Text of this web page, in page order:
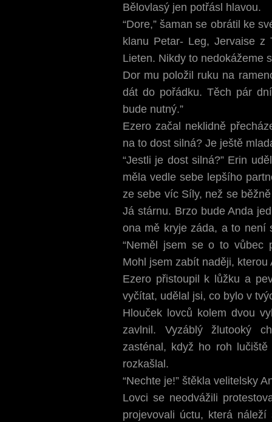
Bělovlasý jen potřásl hlavou.
“Dore,” šaman se obrátil ke
klanu Petar- Leg, Jervaise
Lieten. Nikdy to nedokážeme
Dor mu položil ruku na
dát do pořádku. Těch pár
bude nutný.”
Ezero začal neklidně
na to dost silná? Je ještě
“Jestli je dost silná?” Erin
měla vedle sebe lepšího
ze sebe víc Síly, než se
Já stárnu. Brzo bude Anda
ona mě kryje záda, a to není
“Neměl jsem se o to vůbec
Mohl jsem zabít naději,
Ezero přistoupil k lůžku a
vyčítat, udělal jsi, co bylo v
Hlouček lovců kolem dvou
zavlnil. Vyzáblý žlutooký
zasténal, když ho roh
rozkašlal.
“Nechte je!” štěkla velitelsky
Lovci se neodvážili
projevovali úctu, která